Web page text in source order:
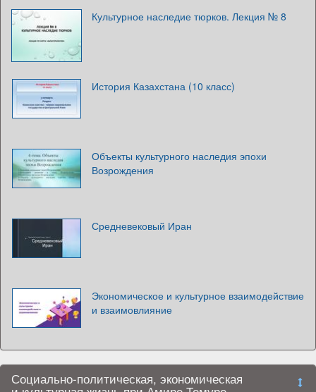
Культурное наследие тюрков. Лекция № 8
История Казахстана (10 класс)
Объекты культурного наследия эпохи
Возрождения
Средневековый Иран
Экономическое и культурное взаимодействие
и взаимовлияние
Социально-политическая, экономическая